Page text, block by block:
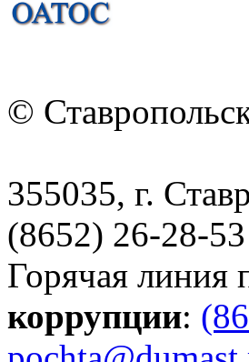
©
355035, г.
(8652) 26-28-53
Горячая линия
коррупции: